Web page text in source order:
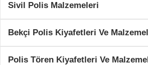
Sivil Polis Malzemeleri
Bekçi Polis Kiyafetleri Ve
Polis Tören Kiyafetleri Ve